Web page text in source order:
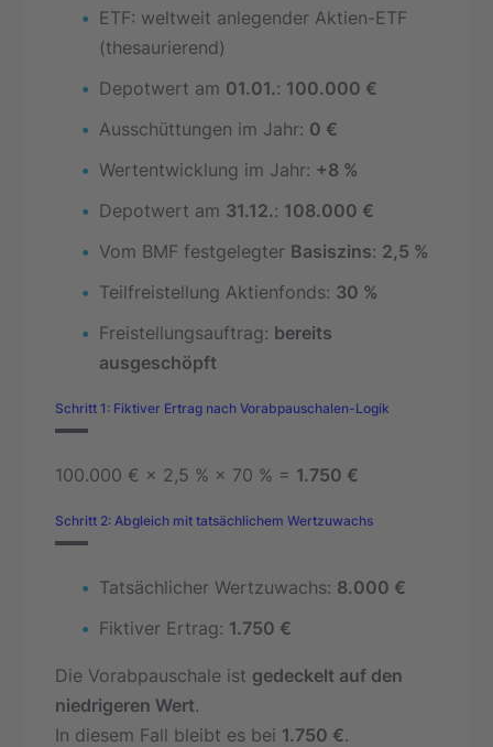
ETF: weltweit anlegender Aktien-ETF
(thesaurierend)
Depotwert am 01.01.: 100.000 €
Ausschüttungen im Jahr: 0 €
Wertentwicklung im Jahr: +8 %
Depotwert am 31.12.: 108.000 €
Vom BMF festgelegter Basiszins: 2,5 %
Teilfreistellung Aktienfonds: 30 %
Freistellungsauftrag: bereits
ausgeschöpft
Schritt 1: Fiktiver Ertrag nach Vorabpauschalen-Logik
100.000 € × 2,5 % × 70 % = 1.750 €
Schritt 2: Abgleich mit tatsächlichem Wertzuwachs
Tatsächlicher Wertzuwachs: 8.000 €
Fiktiver Ertrag: 1.750 €
Die Vorabpauschale ist gedeckelt auf den
niedrigeren Wert.
In diesem Fall bleibt es bei 1.750 €.